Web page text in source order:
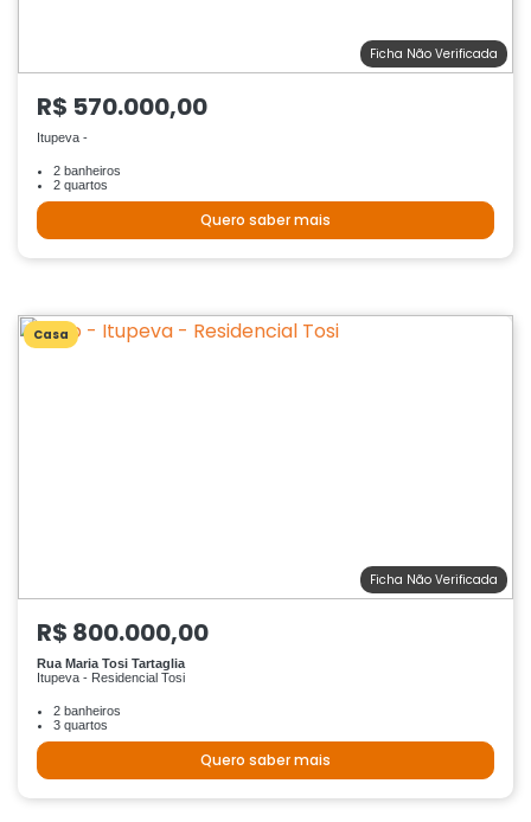
Ficha Não Verificada
R$ 570.000,00
Itupeva -
2 banheiros
2 quartos
Quero saber mais
Casa
Ficha Não Verificada
R$ 800.000,00
Rua Maria Tosi Tartaglia
Itupeva - Residencial Tosi
2 banheiros
3 quartos
Quero saber mais